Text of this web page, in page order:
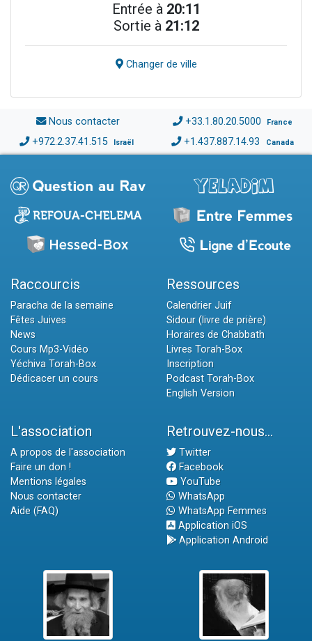
Entrée à 20:11
Sortie à 21:12
Changer de ville
Nous contacter +33.1.80.20.5000 France
+972.2.37.41.515 Israël +1.437.887.14.93 Canada
Raccourcis
Paracha de la semaine
Fêtes Juives
News
Cours Mp3-Vidéo
Yéchiva Torah-Box
Dédicacer un cours
Ressources
Calendrier Juif
Sidour (livre de prière)
Horaires de Chabbath
Livres Torah-Box
Inscription
Podcast Torah-Box
English Version
L'association
A propos de l'association
Faire un don !
Mentions légales
Nous contacter
Aide (FAQ)
Retrouvez-nous...
Twitter
Facebook
YouTube
WhatsApp
WhatsApp Femmes
Application iOS
Application Android